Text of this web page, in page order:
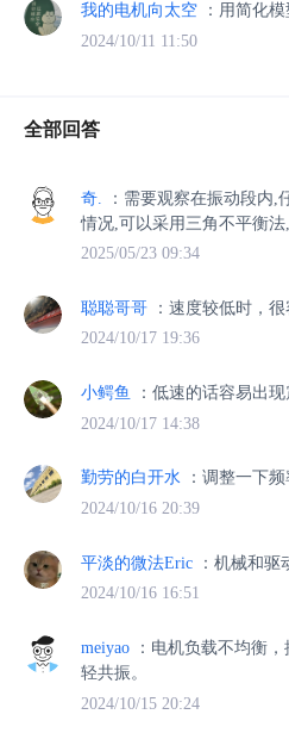
我的电机向太空
：用简化
2024/10/11 11:50
全部回答
奇.
：需要观察在振动段内
情况,可以采用三角不平衡
2025/05/23 09:34
聪聪哥哥
：速度较低时，
2024/10/17 19:36
小鳄鱼
：低速的话容易出现
2024/10/17 14:38
勤劳的白开水
：调整一下
2024/10/16 20:39
平淡的微法Eric
：机械和
2024/10/16 16:51
meiyao
：电机负载不均衡
轻共振。
2024/10/15 20:24